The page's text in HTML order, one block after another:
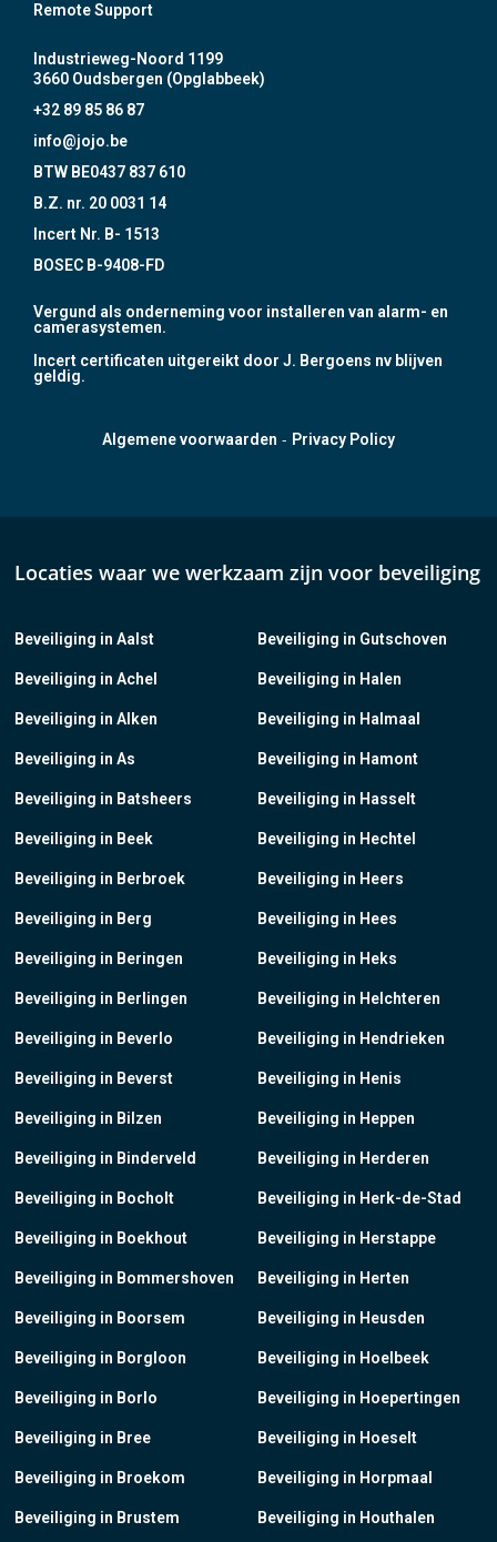
Remote Support
Industrieweg-Noord 1199
3660 Oudsbergen (Opglabbeek)
+32 89 85 86 87
info@jojo.be
BTW BE0437 837 610
B.Z. nr. 20 0031 14
Incert Nr. B- 1513
BOSEC B-9408-FD
Vergund als onderneming voor installeren van alarm- en
camerasystemen.
Incert certificaten uitgereikt door J. Bergoens nv blijven
geldig.
Algemene voorwaarden - Privacy Policy
Locaties waar we werkzaam zijn voor beveiliging
Beveiliging in Aalst
Beveiliging in Achel
Beveiliging in Alken
Beveiliging in As
Beveiliging in Batsheers
Beveiliging in Beek
Beveiliging in Berbroek
Beveiliging in Berg
Beveiliging in Beringen
Beveiliging in Berlingen
Beveiliging in Beverlo
Beveiliging in Beverst
Beveiliging in Bilzen
Beveiliging in Binderveld
Beveiliging in Bocholt
Beveiliging in Boekhout
Beveiliging in Bommershoven
Beveiliging in Boorsem
Beveiliging in Borgloon
Beveiliging in Borlo
Beveiliging in Bree
Beveiliging in Broekom
Beveiliging in Brustem
Beveiliging in Gutschoven
Beveiliging in Halen
Beveiliging in Halmaal
Beveiliging in Hamont
Beveiliging in Hasselt
Beveiliging in Hechtel
Beveiliging in Heers
Beveiliging in Hees
Beveiliging in Heks
Beveiliging in Helchteren
Beveiliging in Hendrieken
Beveiliging in Henis
Beveiliging in Heppen
Beveiliging in Herderen
Beveiliging in Herk-de-Stad
Beveiliging in Herstappe
Beveiliging in Herten
Beveiliging in Heusden
Beveiliging in Hoelbeek
Beveiliging in Hoepertingen
Beveiliging in Hoeselt
Beveiliging in Horpmaal
Beveiliging in Houthalen